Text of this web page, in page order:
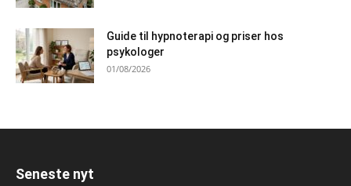
Guide til hypnoterapi og priser hos
psykologer
01/08/2026
Seneste nyt